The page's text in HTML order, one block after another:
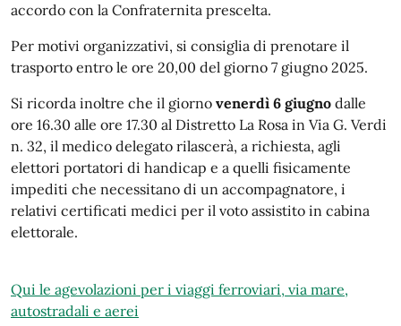
accordo con la Confraternita prescelta.
Per motivi organizzativi, si consiglia di prenotare il
trasporto entro le ore 20,00 del giorno 7 giugno 2025.
Si ricorda inoltre che il giorno venerdì 6 giugno dalle
ore 16.30 alle ore 17.30 al Distretto La Rosa in Via G. Verdi
n. 32, il medico delegato rilascerà, a richiesta, agli
elettori portatori di handicap e a quelli fisicamente
impediti che necessitano di un accompagnatore, i
relativi certificati medici per il voto assistito in cabina
elettorale.
Qui le agevolazioni per i viaggi ferroviari, via mare,
autostradali e aerei